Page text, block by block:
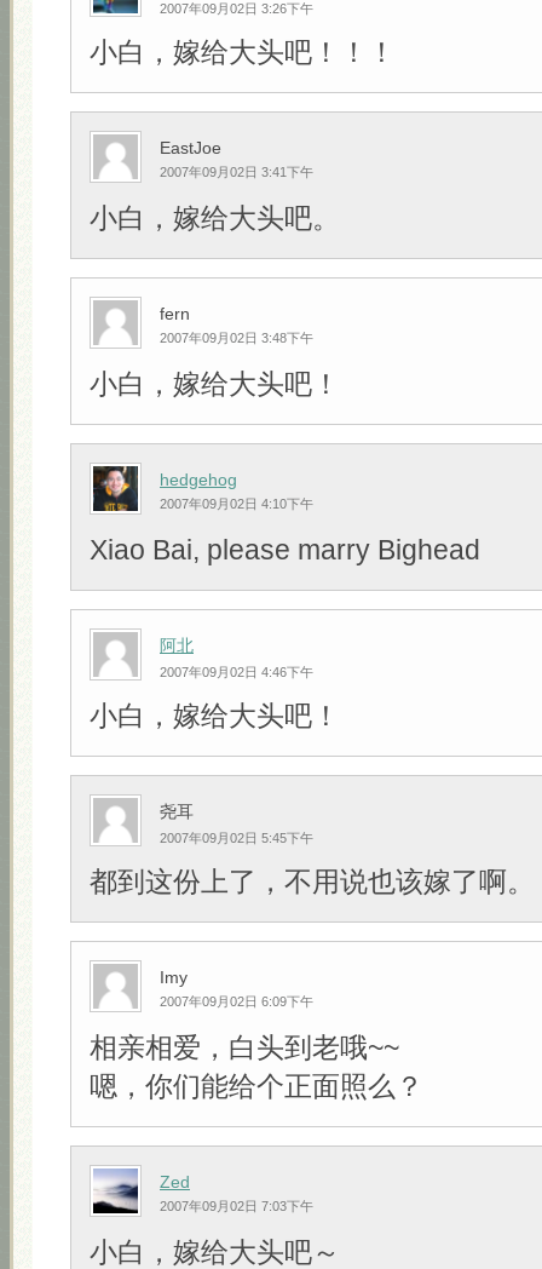
2007年09月02日 3:26下午
小白，嫁给大头吧！！！
EastJoe
2007年09月02日 3:41下午
小白，嫁给大头吧。
fern
2007年09月02日 3:48下午
小白，嫁给大头吧！
hedgehog
2007年09月02日 4:10下午
Xiao Bai, please marry Bighead
阿北
2007年09月02日 4:46下午
小白，嫁给大头吧！
尧耳
2007年09月02日 5:45下午
都到这份上了，不用说也该嫁了啊。
Imy
2007年09月02日 6:09下午
相亲相爱，白头到老哦~~
嗯，你们能给个正面照么？
Zed
2007年09月02日 7:03下午
小白，嫁给大头吧～